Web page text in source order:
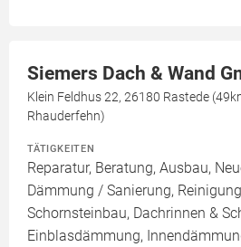
Siemers Dach & Wand
Klein Feldhus 22, 26180 Rastede
Rhauderfehn)
TÄTIGKEITEN
Reparatur, Beratung, Ausbau,
Dämmung / Sanierung,
Schornsteinbau, Dachrinnen &
Einblasdämmung,